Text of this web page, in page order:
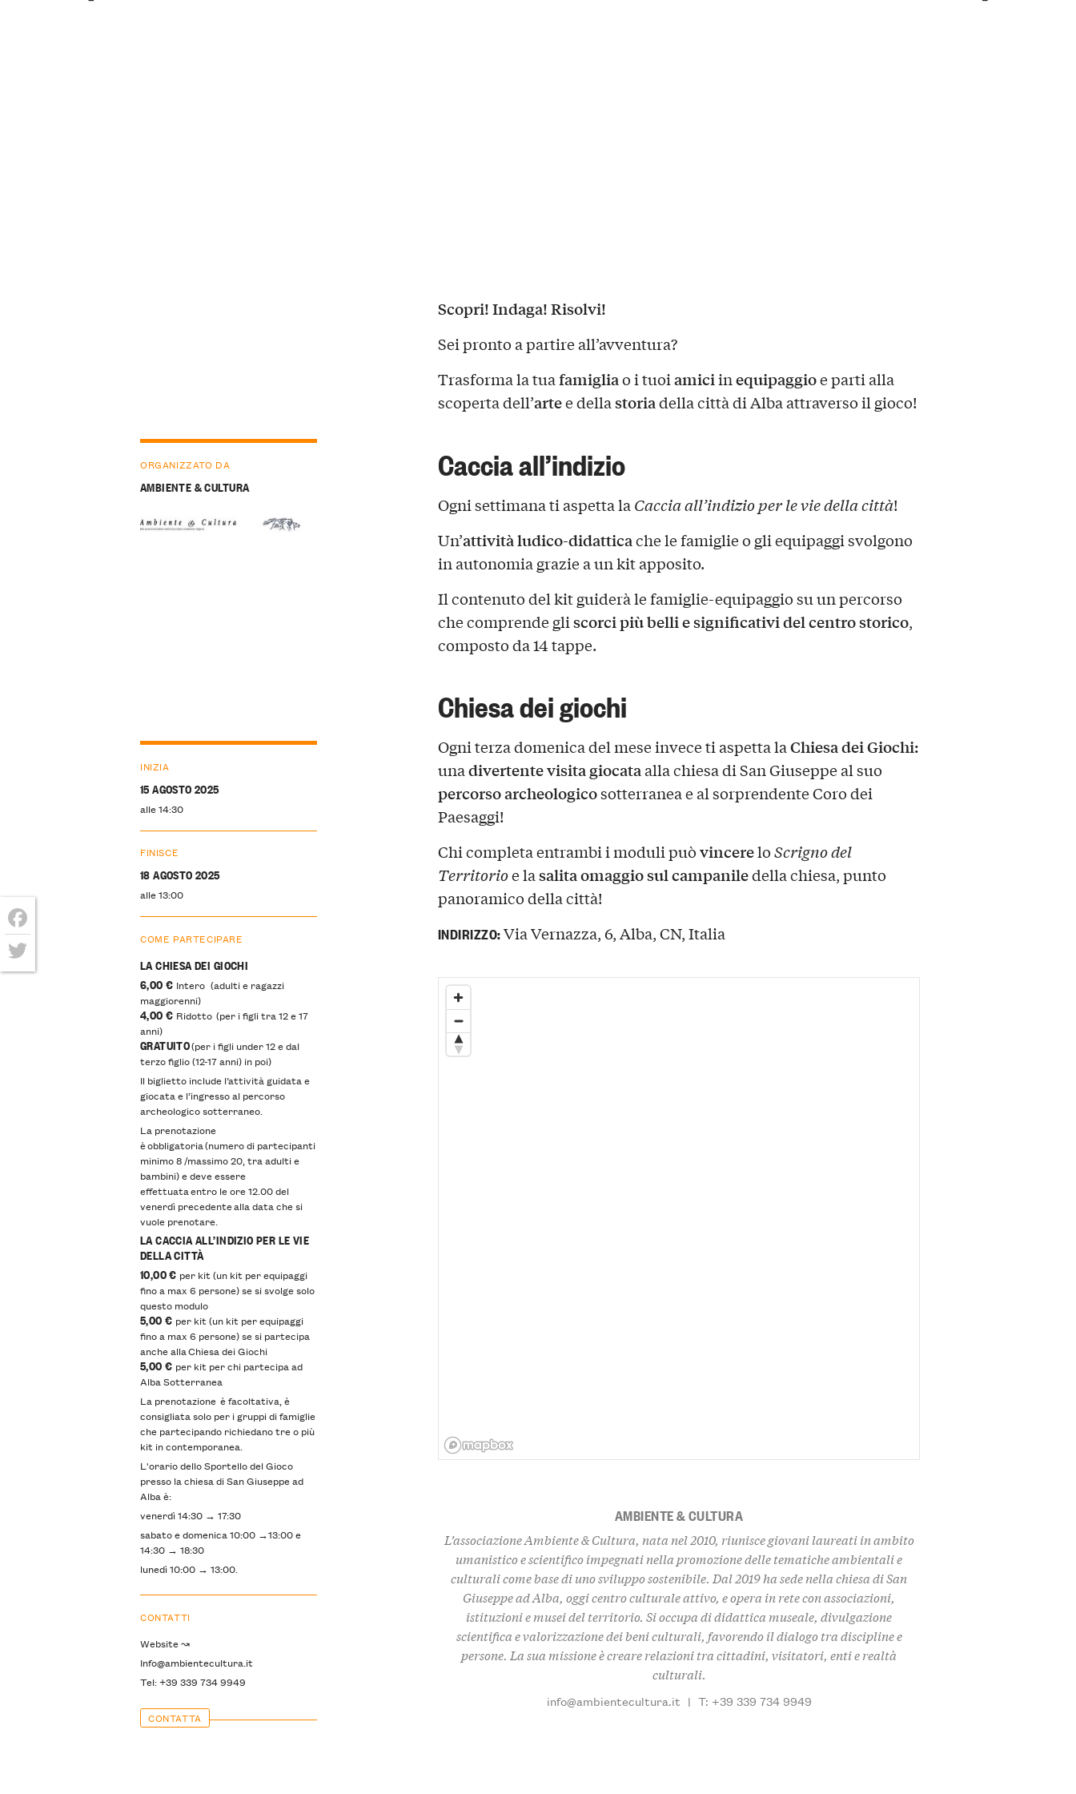
Scopri! Indaga! Risolvi!
Sei pronto a partire all’avventura?
Trasforma la tuafamigliao i tuoiamiciinequipaggioe parti alla
scoperta dell’artee dellastoriadella città di Alba attraverso il gioco!
Caccia all’indizio
Ogni settimana ti aspetta la Caccia all’indizio per le vie della città!
Un’attività ludico-didatticache le famiglie o gli equipaggi svolgono
in autonomia grazie a un kit apposito.
Il contenuto del kit guiderà le famiglie-equipaggio su un percorso
che comprende gliscorci più belli e significativi del centro storico,
composto da 14 tappe.
Chiesa dei giochi
Ogni terza domenica del mese invece ti aspetta laChiesa dei Giochi:
unadivertente visita giocataalla chiesa di San Giuseppe al suo
percorso archeologicosotterranea e al sorprendente Coro dei
Paesaggi!
Chi completa entrambi i moduli puòvincereloScrigno del
Territorioe lasalita omaggio sul campaniledella chiesa, punto
panoramico della città!
ORGANIZZATO DA
AMBIENTE & CULTURA
INIZIA
15 AGOSTO 2025
alle 14:30
FINISCE
18 AGOSTO 2025
alle 13:00
COME PARTECIPARE
LA CHIESA DEI GIOCHI
6,00 € Intero (adulti e ragazzi
maggiorenni)
4,00 € Ridotto (per i figli tra 12 e 17
anni)
GRATUITO(per i figli under 12 e dal
terzo figlio (12-17 anni) in poi)
Il biglietto include l’attività guidata e
giocata e l’ingresso al percorso
archeologico sotterraneo.
La prenotazione
è obbligatoria (numero di partecipanti
minimo 8 /massimo 20, tra adulti e
bambini) e deve essere
effettuata entro le ore 12.00 del
venerdì precedente alla data che si
vuole prenotare.
LA CACCIA ALL’INDIZIO PER LE VIE
DELLA CITTÀ
10,00 € per kit (un kit per equipaggi
fino a max 6 persone) se si svolge solo
questo modulo
5,00 € per kit (un kit per equipaggi
fino a max 6 persone) se si partecipa
anche alla Chiesa dei Giochi
5,00 € per kit per chi partecipa ad
Alba Sotterranea
La prenotazione è facoltativa, è
consigliata solo per i gruppi di famiglie
che partecipando richiedano tre o più
kit in contemporanea.
L'orario dello Sportello del Gioco
presso la chiesa di San Giuseppe ad
Alba è:
venerdì 14:30 → 17:30
sabato e domenica 10:00 →13:00 e
14:30 → 18:30
lunedì 10:00 → 13:00.
CONTATTI
Website ↝
Info@ambientecultura.it
Tel: +39 339 734 9949
CONTATTA
INDIRIZZO:Via Vernazza, 6, Alba, CN, Italia
AMBIENTE & CULTURA
L’associazione Ambiente & Cultura, nata nel 2010, riunisce giovani laureati in ambito
umanistico e scientifico impegnati nella promozione delle tematiche ambientali e
culturali come base di uno sviluppo sostenibile. Dal 2019 ha sede nella chiesa di San
Giuseppe ad Alba, oggi centro culturale attivo, e opera in rete con associazioni,
istituzioni e musei del territorio. Si occupa di didattica museale, divulgazione
scientifica e valorizzazione dei beni culturali, favorendo il dialogo tra discipline e
persone. La sua missione è creare relazioni tra cittadini, visitatori, enti e realtà
culturali.
info@ambientecultura.it | T: +39 339 734 9949
Facebook
Twitter